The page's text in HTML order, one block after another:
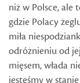
niż w Polsce, ale
gdzie Polacy
miła
odróżnieniu od
mięsem, włada
jesteśmy w